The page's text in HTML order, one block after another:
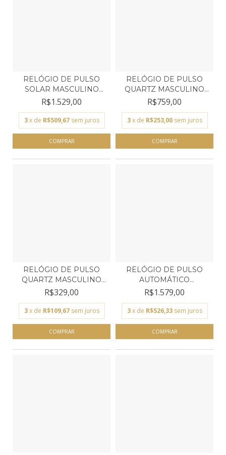
RELÓGIO DE PULSO
SOLAR MASCULINO
ORIENT...
R$1.529,00
3 x de R$509,67 sem juros
RELÓGIO DE PULSO
QUARTZ MASCULINO
ORIENT...
R$759,00
3 x de R$253,00 sem juros
RELÓGIO DE PULSO
QUARTZ MASCULINO
MORMAI...
R$329,00
3 x de R$109,67 sem juros
RELÓGIO DE PULSO
AUTOMÁTICO
MASCULINO TE...
R$1.579,00
3 x de R$526,33 sem juros